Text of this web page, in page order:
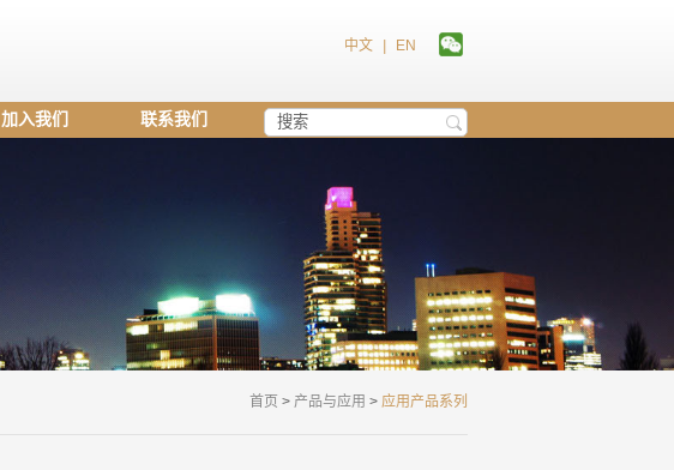
EN
中文
加入我们 联系我们
首页 > 产品与应用 > 应用产品系列